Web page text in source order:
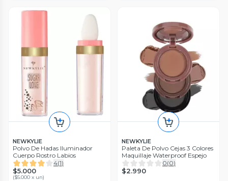
NEWKYLIE
Polvo De Hadas Iluminador
Cuerpo Rostro Labios
4(1)
$5.000
($5.000 x un)
NEWKYLIE
Paleta De Polvo Cejas 3 Colores
Maquillaje Waterproof Espejo
0(0)
$2.990